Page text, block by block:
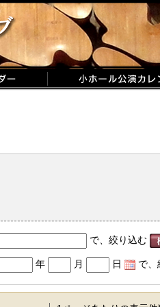
で、絞り込む
年 月 日 で